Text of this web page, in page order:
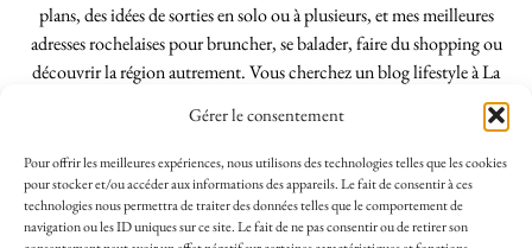
Gérer le consentement
Pour offrir les meilleures expériences, nous utilisons des technologies telles que les cookies
pour stocker et/ou accéder aux informations des appareils. Le fait de consentir à ces
technologies nous permettra de traiter des données telles que le comportement de
navigation ou les ID uniques sur ce site. Le fait de ne pas consentir ou de retirer son
plans, des idées de sorties en solo ou à plusieurs, et mes meilleures
adresses rochelaises pour bruncher, se balader, faire du shopping ou
découvrir la région autrement. Vous cherchez un blog lifestyle à La
Rochelle, tenu par une locale ? Vous êtes au bon endroit. Que vous
soyez Rochelais·e ou de passage dans notre belle ville, j’espère que mes
articles vous aideront à profiter de La Rochelle comme un·e vrai·e
initié·e. !